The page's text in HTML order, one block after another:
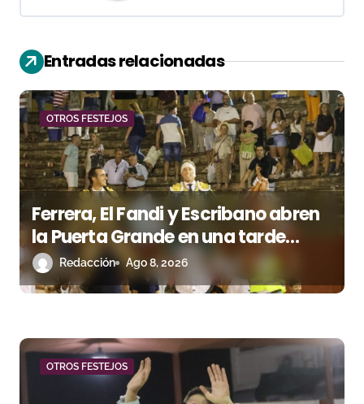
c
i
ó
n
d
e
e
n
t
a
Entradas relacionadas
OTROS FESTEJOS
Ferrera, El Fandi y Escribano abren
la Puerta Grande en una tarde
triunfal en Azuaga
Redacción Ago 8, 2026
OTROS FESTEJOS